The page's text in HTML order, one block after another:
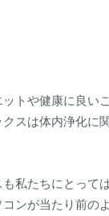
トや健康に良い
スは体内浄化に
私たちにとって
ンが当たり前の